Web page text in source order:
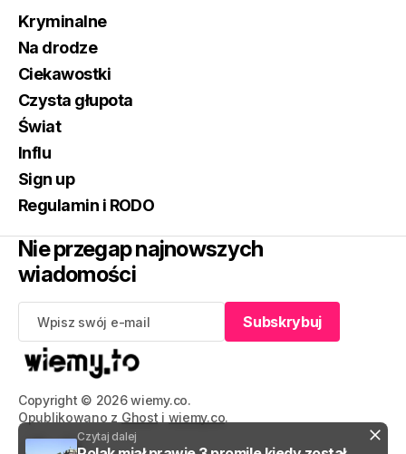
Czytaj dalej
Copyright © 2026 wiemy.co.
Opublikowano z Ghost i wiemy.co.
Kryminalne
Na drodze
Ciekawostki
Czysta głupota
Świat
Influ
Sign up
Regulamin i RODO
Nie przegap najnowszych
wiadomości
Subskrybuj
Subskrybuj